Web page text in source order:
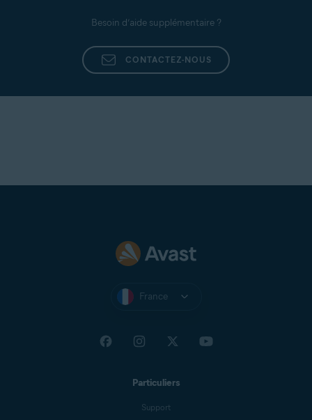
Besoin d’aide supplémentaire ?
CONTACTEZ-NOUS
France
Particuliers
Support